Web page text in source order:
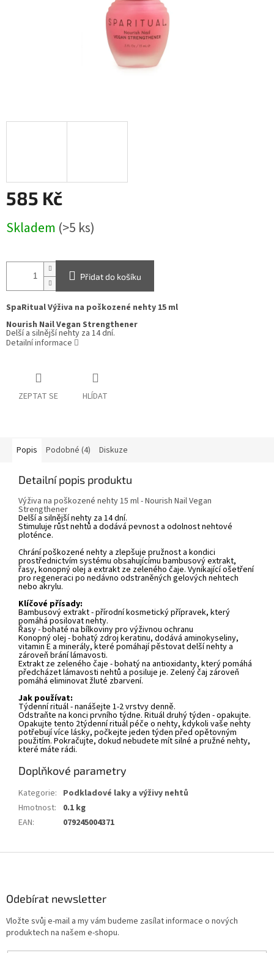
585 Kč
cena:
Skladem (>5 ks)
Přidat do košíku
SpaRitual Výživa na poškozené nehty 15 ml
Nourish Nail Vegan Strengthener
Delší a silnější nehty za 14 dní.
Detailní informace
ZEPTAT SE HLÍDAT
Popis Podobné (4) Diskuze
Detailní popis produktu
Výživa na poškozené nehty 15 ml - Nourish Nail Vegan
Strengthener
Delší a silnější nehty za 14 dní.
Stimuluje růst nehtů a dodává pevnost a odolnost nehtové
ploténce.
Chrání poškozené nehty a zlepšuje pružnost a kondici
prostřednictvím systému obsahujícímu bambusový extrakt,
řasy, konopný olej a extrakt ze zeleného čaje. Vynikající ošetření
pro regeneraci po nedávno odstraněných gelových nehtech
nebo akrylu.
Klíčové přísady:
Bambusový extrakt - přírodní kosmetický přípravek, který
pomáhá posilovat nehty.
Řasy - bohaté na bílkoviny pro výživnou ochranu
Konopný olej - bohatý zdroj keratinu, dodává aminokyseliny,
vitamin E a minerály, které pomáhají pěstovat delší nehty a
zároveň brání lámavosti.
Extrakt ze zeleného čaje - bohatý na antioxidanty, který pomáhá
předcházet lámavosti nehtů a posiluje je. Zelený čaj zároveň
pomáhá eliminovat žluté zbarvení.
Jak používat:
Týdenní rituál - nanášejte 1-2 vrstvy denně.
Odstraňte na konci prvního týdne. Rituál druhý týden - opakujte.
Opakujte tento 2týdenní rituál péče o nehty, kdykoli vaše nehty
potřebují více lásky, počkejte jeden týden před opětovným
použitím. Pokračujte, dokud nebudete mít silné a pružné nehty,
které máte rádi.
Doplňkové parametry
Kategorie: Podkladové laky a výživy nehtů
Hmotnost:
0.1 kg
EAN: 079245004371
Odebírat newsletter
Vložte svůj e-mail a my vám budeme zasílat informace o nových
produktech na našem e-shopu.